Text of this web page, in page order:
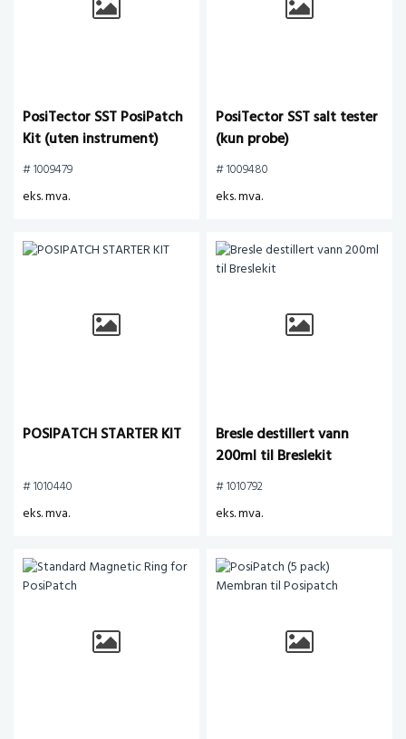
PosiTector SST PosiPatch
Kit (uten instrument)
# 1009479
eks. mva.
PosiTector SST salt tester
(kun probe)
# 1009480
eks. mva.
POSIPATCH STARTER KIT
# 1010440
eks. mva.
Bresle destillert vann
200ml til Breslekit
# 1010792
eks. mva.